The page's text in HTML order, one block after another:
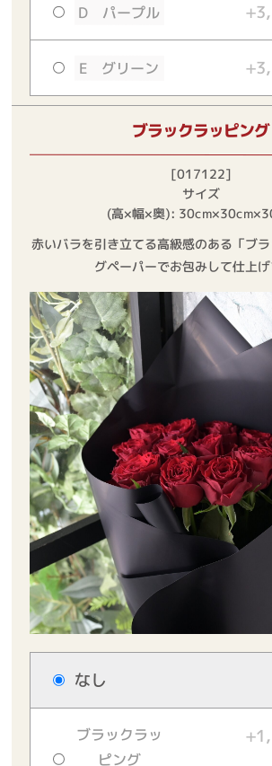
D パープル
E グリーン
ブラックラッピング
[017122]
サイズ
(高×幅×奥):
赤いバラを引き立てる高級感のある「ブ
グペーパーでお包みして仕上げ
なし
ブラックラッ
ピング